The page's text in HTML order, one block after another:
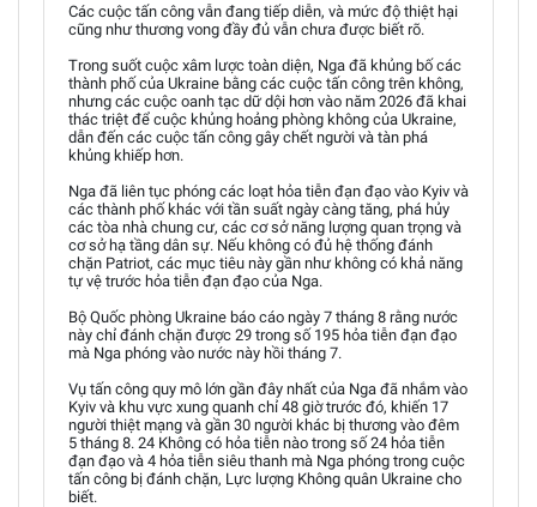
Các cuộc tấn công vẫn đang tiếp diễn, và mức độ thiệt hại
cũng như thương vong đầy đủ vẫn chưa được biết rõ.
Trong suốt cuộc xâm lược toàn diện, Nga đã khủng bố các
thành phố của Ukraine bằng các cuộc tấn công trên không,
nhưng các cuộc oanh tạc dữ dội hơn vào năm 2026 đã khai
thác triệt để cuộc khủng hoảng phòng không của Ukraine,
dẫn đến các cuộc tấn công gây chết người và tàn phá
khủng khiếp hơn.
Nga đã liên tục phóng các loạt hỏa tiễn đạn đạo vào Kyiv và
các thành phố khác với tần suất ngày càng tăng, phá hủy
các tòa nhà chung cư, các cơ sở năng lượng quan trọng và
cơ sở hạ tầng dân sự. Nếu không có đủ hệ thống đánh
chặn Patriot, các mục tiêu này gần như không có khả năng
tự vệ trước hỏa tiễn đạn đạo của Nga.
Bộ Quốc phòng Ukraine báo cáo ngày 7 tháng 8 rằng nước
này chỉ đánh chặn được 29 trong số 195 hỏa tiễn đạn đạo
mà Nga phóng vào nước này hồi tháng 7.
Vụ tấn công quy mô lớn gần đây nhất của Nga đã nhắm vào
Kyiv và khu vực xung quanh chỉ 48 giờ trước đó, khiến 17
người thiệt mạng và gần 30 người khác bị thương vào đêm
5 tháng 8. 24 Không có hỏa tiễn nào trong số 24 hỏa tiễn
đạn đạo và 4 hỏa tiễn siêu thanh mà Nga phóng trong cuộc
tấn công bị đánh chặn, Lực lượng Không quân Ukraine cho
biết.